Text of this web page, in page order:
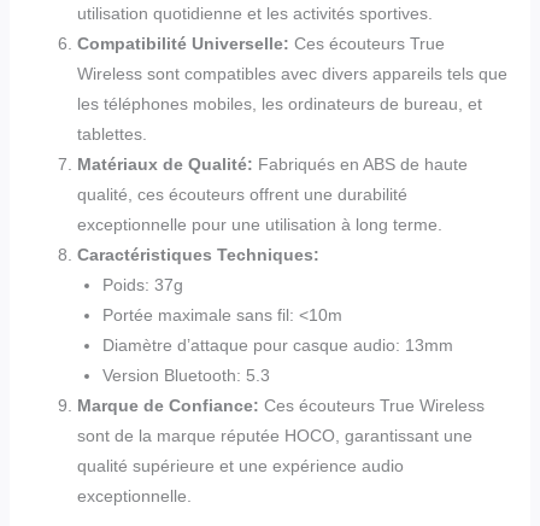
utilisation quotidienne et les activités sportives.
Compatibilité Universelle: Ces écouteurs True
Wireless sont compatibles avec divers appareils tels que
les téléphones mobiles, les ordinateurs de bureau, et
tablettes.
Matériaux de Qualité: Fabriqués en ABS de haute
qualité, ces écouteurs offrent une durabilité
exceptionnelle pour une utilisation à long terme.
Caractéristiques Techniques:
Poids: 37g
Portée maximale sans fil: <10m
Diamètre d’attaque pour casque audio: 13mm
Version Bluetooth: 5.3
Marque de Confiance: Ces écouteurs True Wireless
sont de la marque réputée HOCO, garantissant une
qualité supérieure et une expérience audio
exceptionnelle.